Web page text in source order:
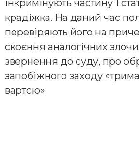
інкримінують частину 1
крадіжка. На даний час
перевіряють його на
скоєння аналогічних
звернення до суду, про
запобіжного заходу
вартою».